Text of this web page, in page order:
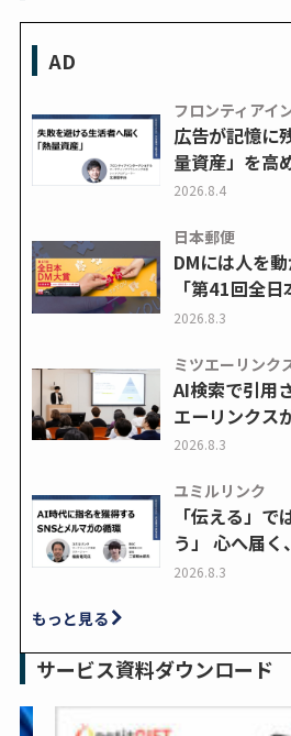
AD
フロンティアイ
広告が記憶に
量資産」を
2026.8.4
日本郵便
DMには人を
「第41回全
2026.8.3
ミツエーリンク
AI検索で引用
エーリンクス
2026.8.3
ユミルリンク
「伝える」で
う」 心へ届
2026.8.3
もっと見る
サービス資料ダウンロード